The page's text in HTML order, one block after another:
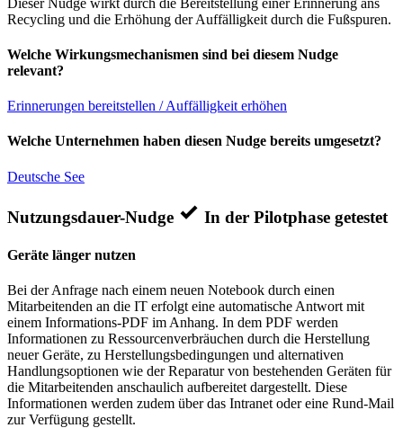
Recycling und die Erhöhung der Auffälligkeit durch die Fußspuren.
Welche Wirkungsmechanismen sind bei diesem Nudge
relevant?
Erinnerungen bereitstellen / Auffälligkeit erhöhen
Welche Unternehmen haben diesen Nudge bereits umgesetzt?
Deutsche See
Nutzungsdauer-Nudge In der Pilotphase getestet
Geräte länger nutzen
Bei der Anfrage nach einem neuen Notebook durch einen
Mitarbeitenden an die IT erfolgt eine automatische Antwort mit
einem Informations-PDF im Anhang. In dem PDF werden
Informationen zu Ressourcenverbräuchen durch die Herstellung
neuer Geräte, zu Herstellungsbedingungen und alternativen
Handlungsoptionen wie der Reparatur von bestehenden Geräten für
die Mitarbeitenden anschaulich aufbereitet dargestellt. Diese
Informationen werden zudem über das Intranet oder eine Rund-Mail
zur Verfügung gestellt.